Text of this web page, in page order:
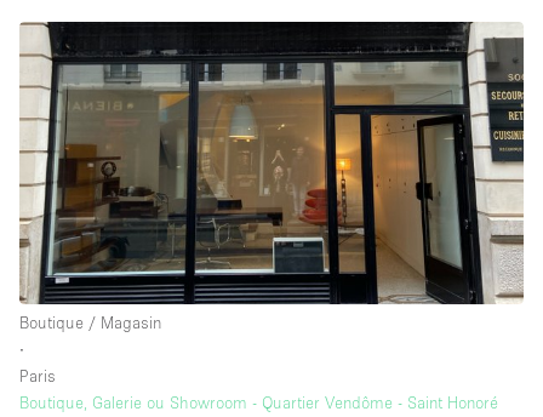
Boutique / Magasin
∙
Paris
Boutique, Galerie ou Showroom - Quartier Vendôme - Saint Honoré